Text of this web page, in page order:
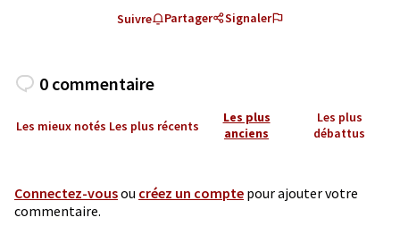
Suivre Partager Signaler
0 commentaire
Les mieux notés Les plus récents
Les plus
anciens
Les plus
débattus
Connectez-vousou créez un compte pour ajouter votre
commentaire.